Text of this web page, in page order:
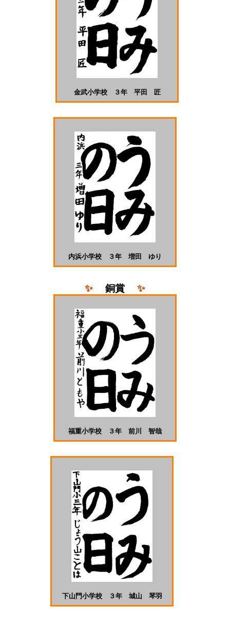
金武小学校 ３年 平田 匠
内浜小学校 ３年 増田 ゆり
✨ 銅賞 ✨
福重小学校 ３年 前川 智哉
下山門小学校 ３年 城山 琴羽